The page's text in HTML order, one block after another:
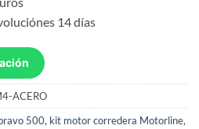
14 días
ACERO
500, kit motor corredera Motorline,